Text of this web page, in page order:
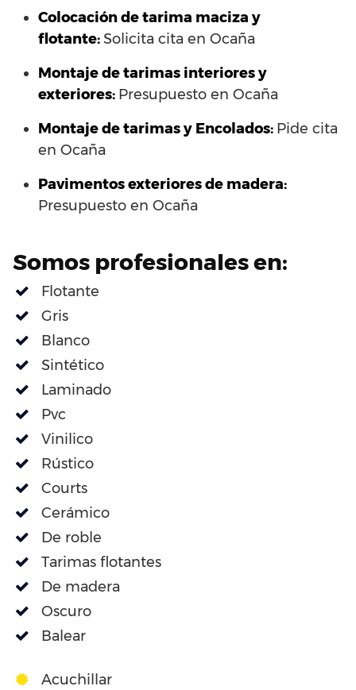
Colocación de tarima maciza y
flotante:Solicita cita en Ocaña
Montaje de tarimas interiores y
exteriores: Presupuesto en Ocaña
Montaje de tarimas y Encolados: Pide cita
en Ocaña
Pavimentos exteriores de madera:
Presupuesto en Ocaña
Somos profesionales en:
Flotante
Gris
Blanco
Sintético
Laminado
Pvc
Vinilico
Rústico
Courts
Cerámico
De roble
Tarimas flotantes
De madera
Oscuro
Balear
Acuchillar